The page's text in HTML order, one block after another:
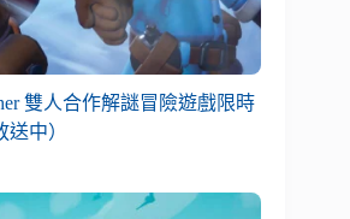
雙人合作解謎冒險遊戲限時
送中）